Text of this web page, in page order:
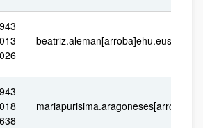
943
013
026
beatriz.aleman[arroba]ehu.eus
943
018
638